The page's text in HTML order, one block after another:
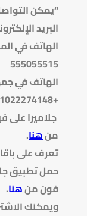
“يمكن
البريد
555055515
الهاتف في
+201022274148
جلاميرا
منهنا.
تعرف على
حمل تطبيق
فون منهنا.
ويمكنك